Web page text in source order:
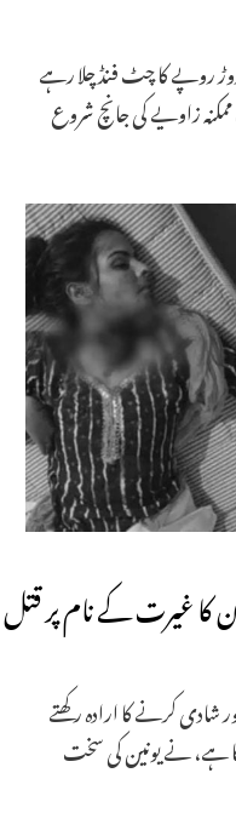
سامنے آئے ہیں کہ چندر شیکر 50 کروڑ روپے کا چٹ فنڈ چلا رہے
زاویے کی جانچ شروع
کا غیرت کے نام پر قتل
کرنے کا ارادہ رکھتے
ہے، نے یونین کی سخت